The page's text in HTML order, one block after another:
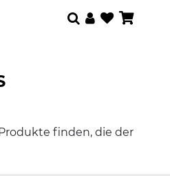
finden, die der